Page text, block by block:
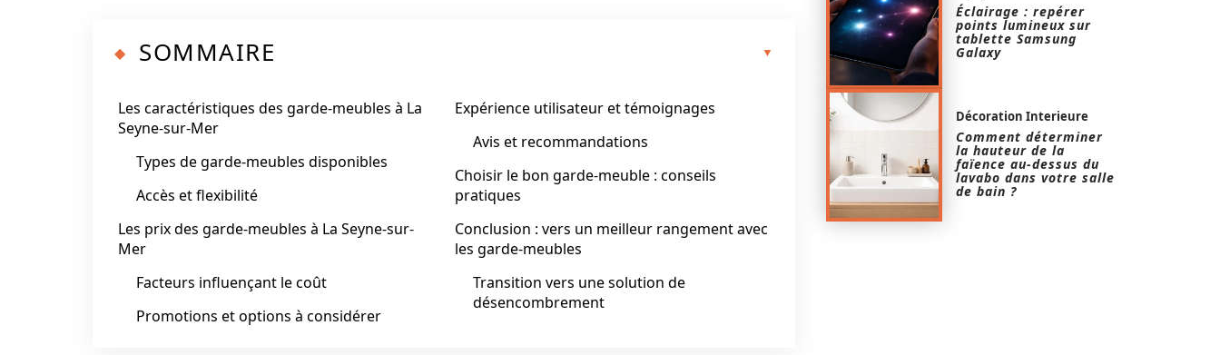
SOMMAIRE
Les caractéristiques des garde-meubles à La
Seyne-sur-Mer
Types de garde-meubles disponibles
Accès et flexibilité
Les prix des garde-meubles à La Seyne-sur-
Mer
Facteurs influençant le coût
Promotions et options à considérer
Expérience utilisateur et témoignages
Avis et recommandations
Choisir le bon garde-meuble : conseils
pratiques
Conclusion : vers un meilleur rangement avec
les garde-meubles
Transition vers une solution de
désencombrement
Éclairage : repérer
points lumineux sur
tablette Samsung
Galaxy
Décoration Interieure
Comment déterminer
la hauteur de la
faïence au-dessus du
lavabo dans votre salle
de bain ?